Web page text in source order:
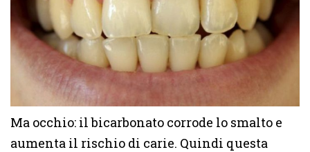
Ma occhio: il bicarbonato corrode lo smalto e
aumenta il rischio di carie. Quindi questa